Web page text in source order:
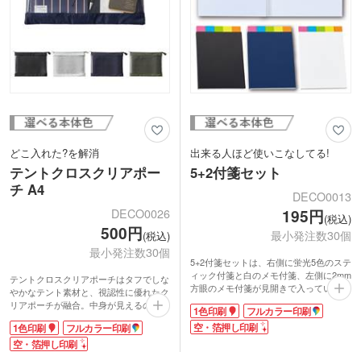
どこ入れた?を解消
テントクロスクリアポー
チ A4
DECO0026
500円(税込)
最小発注数30個
テントクロスクリアポーチはタフでしな
やかなテント素材と、視認性に優れたク
リアポーチが融合。中身が見えるので必
要なものが確認しやすいポーチです。ち
ょっとした水濡れから中身を守る撥水加
工で、屋外での使用にも便利。海水浴な
1色印刷
フルカラー印刷
空・箔押し印刷
出来る人ほど使いこなしてる!
5+2付箋セット
DECO0013
195円(税込)
最小発注数30個
5+2付箋セットは、右側に蛍光5色のステ
ィック付箋と白のメモ付箋、左側に2mm
方眼のメモ付箋が見開きで入っていま
閉じている時でも見えるキレイな5色が
アクセント。
1色印刷
フルカラー印刷
空・箔押し印刷